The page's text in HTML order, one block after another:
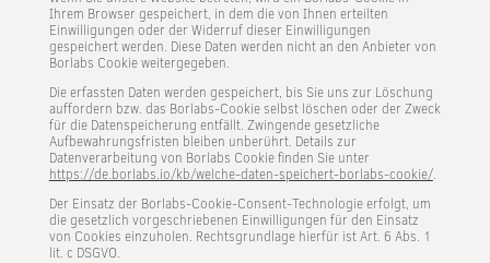
Ihrem Browser gespeichert, in dem die von Ihnen erteilten
Einwilligungen oder der Widerruf dieser Einwilligungen
gespeichert werden. Diese Daten werden nicht an den Anbieter von
Borlabs Cookie weitergegeben.
Die erfassten Daten werden gespeichert, bis Sie uns zur Löschung
auffordern bzw. das Borlabs-Cookie selbst löschen oder der Zweck
für die Datenspeicherung entfällt. Zwingende gesetzliche
Aufbewahrungsfristen bleiben unberührt. Details zur
Datenverarbeitung von Borlabs Cookie finden Sie unter
https://de.borlabs.io/kb/welche-daten-speichert-borlabs-cookie/.
Der Einsatz der Borlabs-Cookie-Consent-Technologie erfolgt, um
die gesetzlich vorgeschriebenen Einwilligungen für den Einsatz
von Cookies einzuholen. Rechtsgrundlage hierfür ist Art. 6 Abs. 1
lit. c DSGVO.